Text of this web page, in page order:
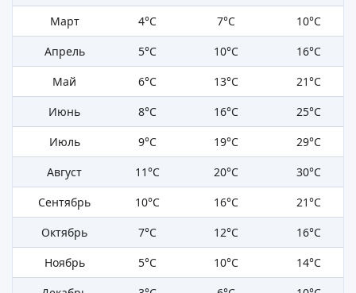
Март
4°C 7°C
10°C
Апрель
5°C 10°C
16°C
Май
6°C 13°C
21°C
Июнь
8°C 16°C
25°C
Июль
9°C 19°C
29°C
Август
11°C 20°C
30°C
Сентябрь
10°C 16°C
21°C
Октябрь
7°C 12°C
16°C
Ноябрь
5°C 10°C
14°C